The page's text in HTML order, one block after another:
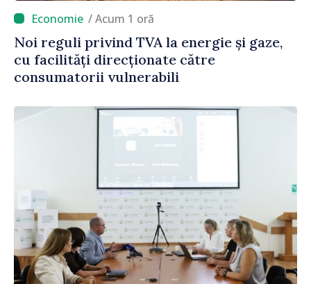
/ Acum 1 oră
Noi reguli privind TVA la energie și gaze,
cu facilități direcționate către
consumatorii vulnerabili